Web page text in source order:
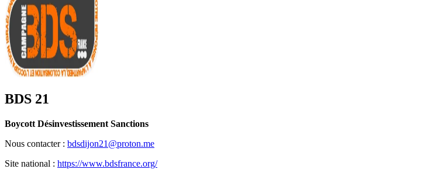
BDS 21
Boycott Désinvestissement Sanctions
Nous contacter : bdsdijon21@proton.me
Site national : https://www.bdsfrance.org/